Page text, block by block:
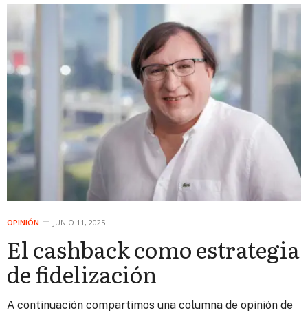
OPINIÓN JUNIO 11, 2025
El cashback como estrategia
de fidelización
A continuación compartimos una columna de opinión de